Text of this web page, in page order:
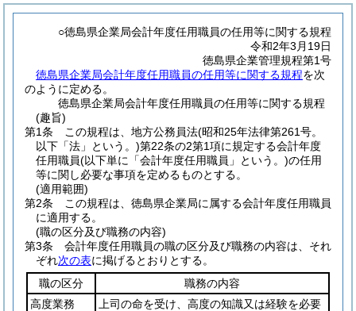
○徳島県企業局会計年度任用職員の任用等に関する規程
令和2年3月19日
徳島県企業管理規程第1号
徳島県企業局会計年度任用職員の任用等に関する規程を次
のように定める。
徳島県企業局会計年度任用職員の任用等に関する規程
(趣旨)
第1条
この規程は、地方公務員法(昭和25年法律第261号。
以下「法」という。)第22条の2第1項に規定する会計年度
任用職員(以下単に「会計年度任用職員」という。)の任用
等に関し必要な事項を定めるものとする。
(適用範囲)
第2条
この規程は、徳島県企業局に属する会計年度任用職員
に適用する。
(職の区分及び職務の内容)
第3条
会計年度任用職員の職の区分及び職務の内容は、それ
ぞれ次の表に掲げるとおりとする。
職の区分
職務の内容
高度業務
上司の命を受け、高度の知識又は経験を必要